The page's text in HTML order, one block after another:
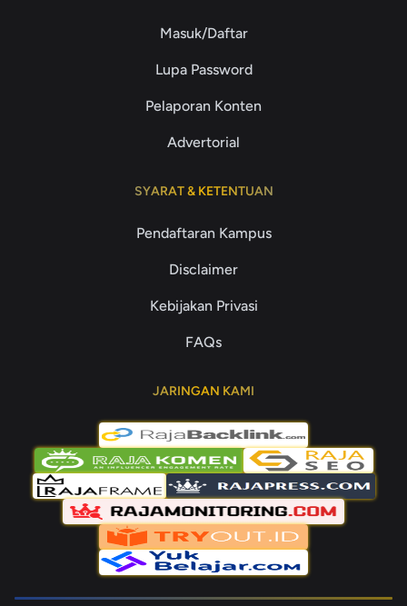
Masuk/Daftar
Lupa Password
Pelaporan Konten
Advertorial
SYARAT & KETENTUAN
Pendaftaran Kampus
Disclaimer
Kebijakan Privasi
FAQs
JARINGAN KAMI